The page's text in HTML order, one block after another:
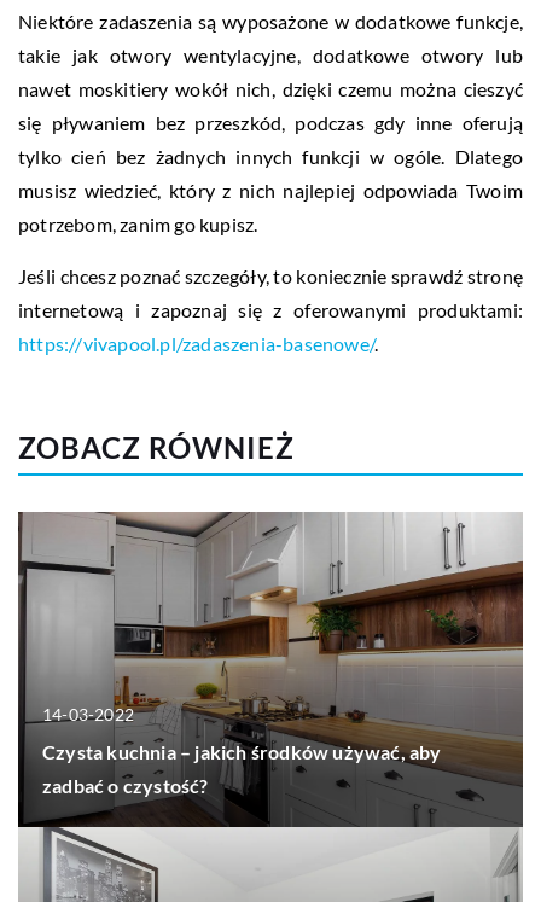
Niektóre zadaszenia są wyposażone w dodatkowe funkcje,
takie jak otwory wentylacyjne, dodatkowe otwory lub
nawet moskitiery wokół nich, dzięki czemu można cieszyć
się pływaniem bez przeszkód, podczas gdy inne oferują
tylko cień bez żadnych innych funkcji w ogóle. Dlatego
musisz wiedzieć, który z nich najlepiej odpowiada Twoim
potrzebom, zanim go kupisz.
Jeśli chcesz poznać szczegóły, to koniecznie sprawdź stronę
internetową i zapoznaj się z oferowanymi produktami:
https://vivapool.pl/zadaszenia-basenowe/.
ZOBACZ RÓWNIEŻ
14-03-2022
Czysta kuchnia – jakich środków używać, aby
zadbać o czystość?